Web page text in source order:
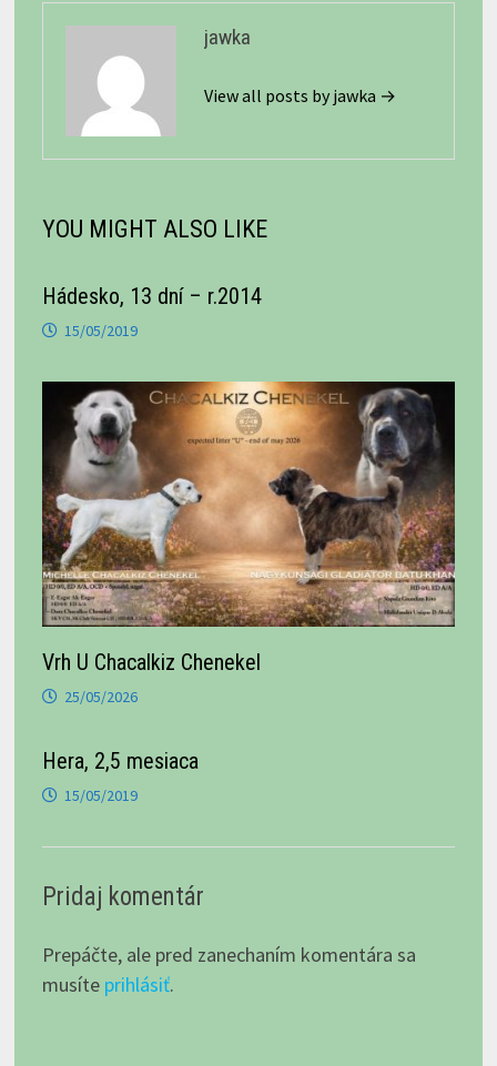
jawka
View all posts by jawka →
YOU MIGHT ALSO LIKE
Hádesko, 13 dní – r.2014
15/05/2019
Vrh U Chacalkiz Chenekel
25/05/2026
Hera, 2,5 mesiaca
15/05/2019
Pridaj komentár
Prepáčte, ale pred zanechaním komentára sa
musíte prihlásiť.